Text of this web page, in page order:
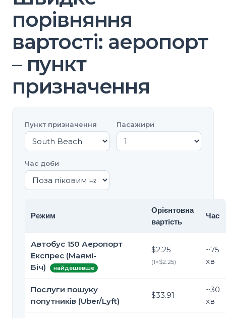
порівняння
вартості: аеропорт
– пункт
призначення
Пункт призначення Пасажири
Час доби
Режим
Орієнтовна
вартість
Час
Автобус 150 Аеропорт
Експрес (Маямі-
Біч)
найдешевше
$2.25
(1×$2.25)
~75
хв
Послуги пошуку
попутників (Uber/Lyft)
$33.91
~30
хв